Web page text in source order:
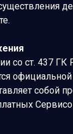
со ст. 437
собой